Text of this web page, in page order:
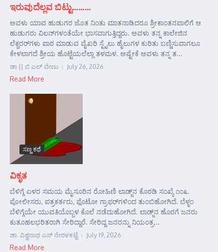
ಇರುವುದೆಲ್ಲವ ಬಿಟ್ಟು………
ಅವಳು ಯಾವ ಹುಡುಗರ ಜೊತ ನಿಂತು ಮಾತನಾಡಿದರೂ ಶ್ರೀಕಾಂತನಪಾಲಿಗೆ ಆ
ಹುಡುಗರು ವಿಲನ್‌ಗಳಂತೆಯೇ ಭಾಸವಾಗುತ್ತಿದ್ದರು. ಅವಳು ತನ್ನ ಕಾಲೇಜಿನ
ಲೆಕ್ಚರರ್‌ಗಳು ಪಾಠ ಮಾಡುವ ವೈಖರಿ ಸ್ಟೈಲು ಹೈಲುಗಳ ಕುರಿತು ಬಣ್ಣಿಸುವಾಗಲೂ
ಕೇಳಲಾಗದೆ ಶ್ರೀಯ ಹೊಟ್ಟೆಯಲೆಲ್ಲಾ ತಳಮಳ. ಅಷ್ಟೇಕೆ ಅವಳು ತನ್ನ ತ...
ಡಾ || ಬಿ ಎಲ್ ವೇಣು July 26, 2026
Read More
ಸಣ್ಣ ಕಥೆ
ವಿಕೃತ
ಬೆಳಿಗ್ಗೆ ಏಳರ ಸಮಯ ಮೈಸೂರಿನ ರೋಹಿಣಿ ಲಾಡ್ಜ್‌ನ ಕೊಠಡಿ ಸಂಖ್ಯೆ ೧೦೩.
ಪೋಲೀಸರು, ಪತ್ರಕರ್ತರು, ಫೊಟೋ ಗ್ರಾಫರ್‌ಗಳಿಂದ ತುಂಬಿಹೋಗಿದೆ. ಬೆಳ್ಳಂ
ಬೆಳಿಗ್ಗೆಯೇ ಯುವತಿಯೊಬ್ಬಳ ಕೊಲೆ ನಡೆದುಹೋಗಿದೆ. ಲಾಡ್ಜ್‌ನ ಹೊರಗೆ ಜನರು
ಕುತೂಹಲಭರಿತರಾಗಿ ಸೇರಿದ್ದಾರೆ. ಸೇರಿದ್ದ ಜನರನ್ನು ನಿಯಂತ್ರ...
ಡಾ. ವಿಶ್ವನಾಥ ಎನ್ ನೇರಳಕಟ್ಟೆ July 19, 2026
Read More